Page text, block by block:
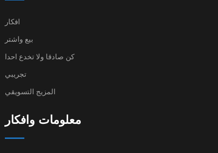
افكار
بيع واشتر
كن صادقا ولا تخدع احدا
تجريبي
المزيج التسويقي
معلومات وافكار